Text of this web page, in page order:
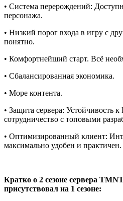
• Система перерождений:
персонажа.
• Низкий порог входа в игру с
понятно.
• Комфортнейший старт. Всё
• Сбалансированная экономика.
• Море контента.
• Защита сервера: Устойчивость
сотрудничество с топовыми
• Оптимизированный клиент:
максимально удобен и практичен.
Кратко о 2 сезоне сервера
присутствовал на 1 сезоне: